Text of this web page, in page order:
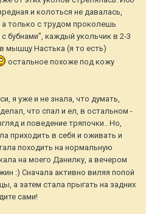
и колоться не давалась,
а только с трудом проколешь
бубнами", каждый укольчик в 2-3
мышцу Настька (я то есть)
остальное похоже под кожу
я уже и не знала, что думать,
что спал и ел, в остальном -
и поведение тряпочки.. Но,
приходить в себя и оживать и
походить на нормальную
на моего Данилку, а вечером
:) Сначала активно виляя попой
а затем стала прыгать на задних
сами!